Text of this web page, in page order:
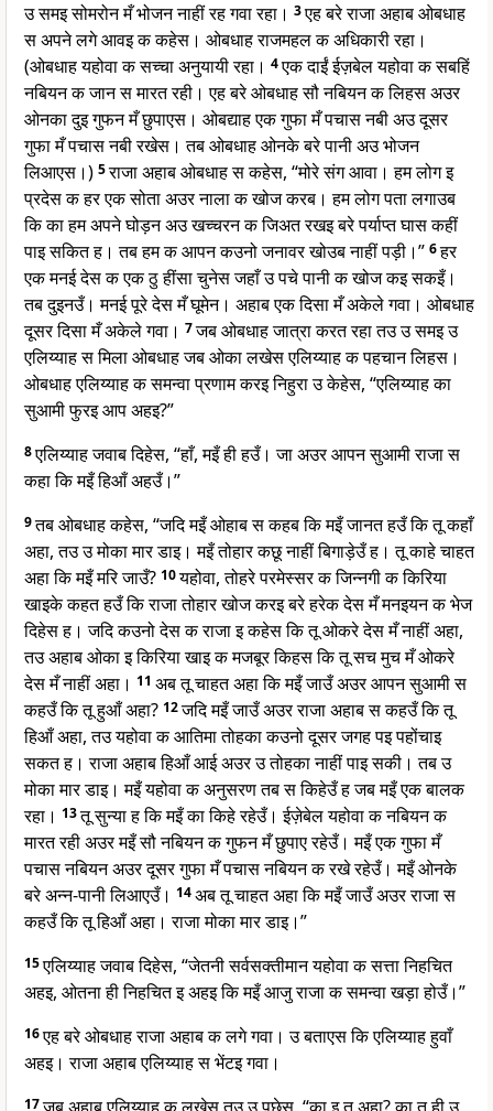
उ समइ सोमरोन मँ भोजन नाहीं रह गवा रहा। 3एह बरे राजा अहाब ओबधाह
स अपने लगे आवइ क कहेस। ओबधाह राजमहल क अधिकारी रहा।
(ओबधाह यहोवा क सच्चा अनुयायी रहा। 4एक दाईं ईज़बेल यहोवा क सबहिं
नबियन क जान स मारत रही। एह बरे ओबधाह सौ नबियन क लिहस अउर
ओनका दुइ गुफन मँ छुपाएस। ओबद्याह एक गुफा मँ पचास नबी अउ दूसर
गुफा मँ पचास नबी रखेस। तब ओबधाह ओनके बरे पानी अउ भोजन
लिआएस।) 5राजा अहाब ओबधाह स कहेस, “मोरे संग आवा। हम लोग इ
प्रदेस क हर एक सोता अउर नाला क खोज करब। हम लोग पता लगाउब
कि का हम अपने घोड़न अउ खच्चरन क जिअत रखइ बरे पर्याप्त घास कहीं
पाइ सकित ह। तब हम क आपन कउनो जनावर खोउब नाहीं पड़ी।” 6हर
एक मनई देस क एक ठु हींसा चुनेस जहाँ उ पचे पानी क खोज कइ सकइँ।
तब दुइनउँ। मनई पूरे देस मँ घूमेन। अहाब एक दिसा मँ अकेले गवा। ओबधाह
दूसर दिसा मँ अकेले गवा। 7जब ओबधाह जात्रा करत रहा तउ उ समइ उ
एलिय्याह स मिला ओबधाह जब ओका लखेस एलिय्याह क पहचान लिहस।
ओबधाह एलिय्याह क समन्वा प्रणाम करइ निहुरा उ केहेस, “एलिय्याह का
सुआमी फुरइ आप अहइ?”
8एलिय्याह जवाब दिहेस, “हाँ, मइँ ही हउँ। जा अउर आपन सुआमी राजा स
कहा कि मइँ हिआँ अहउँ।”
9तब ओबधाह कहेस, “जदि मइँ ओहाब स कहब कि मइँ जानत हउँ कि तू कहाँ
अहा, तउ उ मोका मार डाइ। मइँ तोहार कछू नाहीं बिगाड़ेउँ ह। तू काहे चाहत
अहा कि मइँ मरि जाउँ? 10यहोवा, तोहरे परमेस्सर क जिन्नगी क किरिया
खाइके कहत हउँ कि राजा तोहार खोज करइ बरे हरेक देस मँ मनइयन क भेज
दिहेस ह। जदि कउनो देस क राजा इ कहेस कि तू ओकरे देस मँ नाहीं अहा,
तउ अहाब ओका इ किरिया खाइ क मजबूर किहस कि तू सच मुच मँ ओकरे
देस मँ नाहीं अहा। 11 अब तू चाहत अहा कि मइँ जाउँ अउर आपन सुआमी स
कहउँ कि तू हुआँ अहा? 12जदि मइँ जाउँ अउर राजा अहाब स कहउँ कि तू
हिआँ अहा, तउ यहोवा क आतिमा तोहका कउनो दूसर जगह पइ पहोंचाइ
सकत ह। राजा अहाब हिआँ आई अउर उ तोहका नाहीं पाइ सकी। तब उ
मोका मार डाइ। मइँ यहोवा क अनुसरण तब स किहेउँ ह जब मइँ एक बालक
रहा। 13तू सुन्या ह कि मइँ का किहे रहेउँ। ईज़ेबेल यहोवा क नबियन क
मारत रही अउर मइँ सौ नबियन क गुफन मँ छुपाए रहेउँ। मइँ एक गुफा मँ
पचास नबियन अउर दूसर गुफा मँ पचास नबियन क रखे रहेउँ। मइँ ओनके
बरे अन्न-पानी लिआएउँ। 14अब तू चाहत अहा कि मइँ जाउँ अउर राजा स
कहउँ कि तू हिआँ अहा। राजा मोका मार डाइ।”
15एलिय्याह जवाब दिहेस, “जेतनी सर्वसक्तीमान यहोवा क सत्ता निहचित
अहइ, ओतना ही निहचित इ अहइ कि मइँ आजु राजा क समन्वा खड़ा होउँ।”
16एह बरे ओबधाह राजा अहाब क लगे गवा। उ बताएस कि एलिय्याह हुवाँ
अहइ। राजा अहाब एलिय्याह स भेंटइ गवा।
17